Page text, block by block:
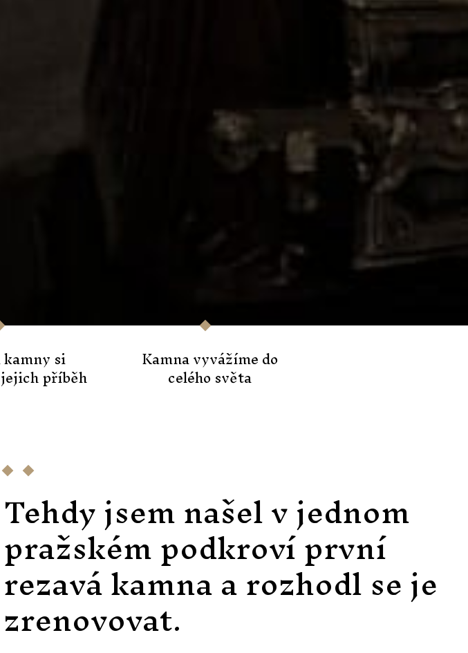
si
příběh
Kamna vyvážíme do
celého světa
Tehdy jsem našel v jednom
pražském podkroví první
rezavá kamna a rozhodl se je
zrenovovat.